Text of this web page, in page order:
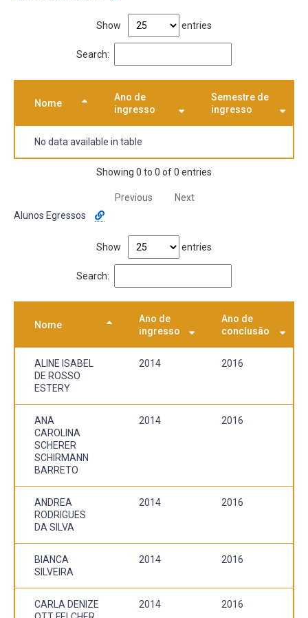
Show entries
Search:
Nome
Ano de
ingresso
Semestre de
ingresso
No data available in table
Showing 0 to 0 of 0 entries
Previous
Next
Alunos Egressos
Show entries
Search:
Nome
Ano de
ingresso
Ano de
conclusão
ALINE ISABEL
DE ROSSO
ESTERY
2014 2016
ANA
CAROLINA
SCHERER
SCHIRMANN
BARRETO
2014 2016
ANDREA
RODRIGUES
DA SILVA
2014 2016
BIANCA
SILVEIRA
2014 2016
CARLA DENIZE
2014 2016